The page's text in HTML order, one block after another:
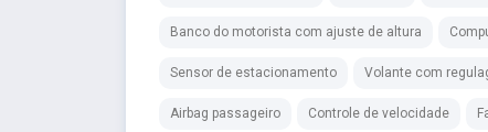
Banco do motorista com ajuste de altura
Sensor de estacionamento Volante com
Airbag passageiro Controle de velocidade